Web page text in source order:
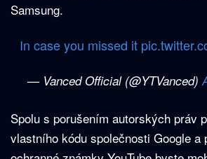
Samsung.
In case you missed it
— Vanced Official (@YTVanced)
Spolu s porušením autorských práv
vlastního kódu společnosti Google a